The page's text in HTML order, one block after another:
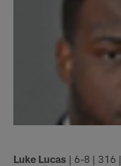
Luke Lucas | 6-8 | 316 |